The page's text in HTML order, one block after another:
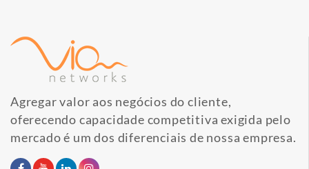
Agregar valor aos negócios do cliente,
oferecendo capacidade competitiva exigida pelo
mercado é um dos diferenciais de nossa empresa.